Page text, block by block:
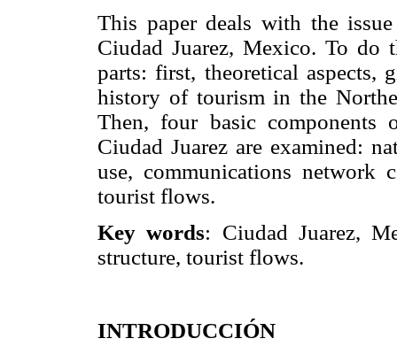
This paper deals with the
Ciudad Juarez, Mexico. To
parts: first, theoretical aspects,
history of tourism in the
Then, four basic
Ciudad Juarez are examined:
use, communications network
tourist flows.
Key words: Ciudad Juarez,
structure, tourist flows.
INTRODUCCIÓN